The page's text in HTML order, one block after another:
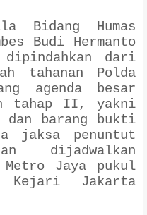
Bidang Humas
Budi Hermanto
dipindahkan dari
tahanan Polda
agenda besar
tahap II, yakni
dan barang bukti
jaksa penuntut
dijadwalkan
Jaya pukul
Kejari Jakarta